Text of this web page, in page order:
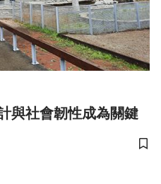
與社會韌性成為關鍵
儲